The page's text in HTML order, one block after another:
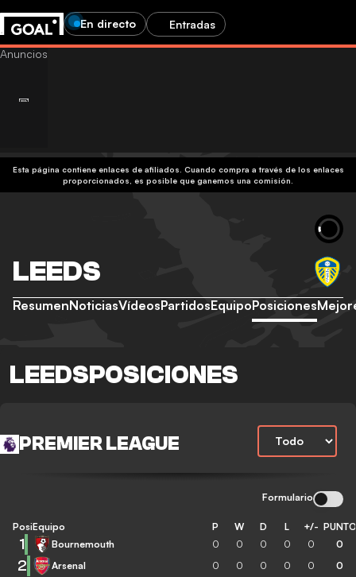
En directo Entradas
Esta página contiene enlaces de afiliados. Cuando compra a través de los enlaces
proporcionados, es posible que ganemos una comisión.
LEEDS
ResumenNoticiasVídeosPartidosEquipoPosiciones
LEEDSPOSICIONES
PREMIER LEAGUE
Formulario
Posición
Equipo P W D L +/-
1 Bournemouth 0 0 0 0 0 0
2 Arsenal 0 0 0 0 0 0